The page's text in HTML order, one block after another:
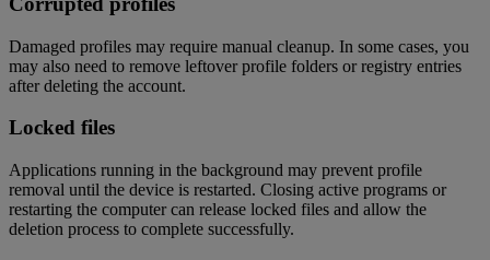
Damaged profiles may require manual cleanup. In some cases, you
may also need to remove leftover profile folders or registry entries
after deleting the account.
Locked files
Applications running in the background may prevent profile
removal until the device is restarted. Closing active programs or
restarting the computer can release locked files and allow the
deletion process to complete successfully.